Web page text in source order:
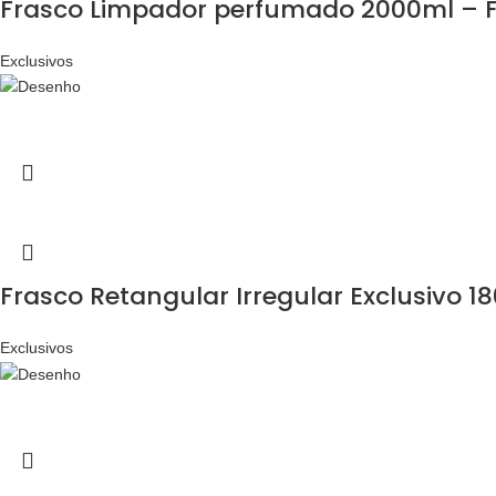
Frasco Limpador perfumado 2000ml –
Exclusivos
Frasco Retangular Irregular Exclusivo
Exclusivos